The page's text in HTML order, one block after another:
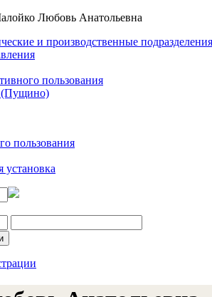
Любовь Анатольевна
и производственные подразделения
пользования
пользования
установка